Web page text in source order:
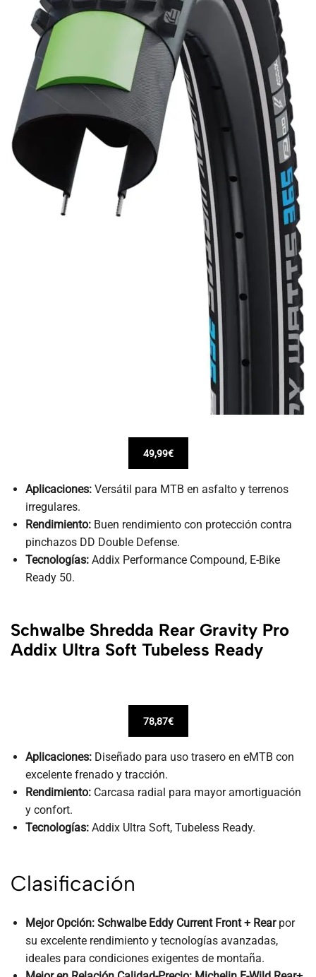
49,99€
Aplicaciones:Versátil para MTB en asfalto y terrenos
irregulares.
Rendimiento:Buen rendimiento con protección contra
pinchazos DD Double Defense.
Tecnologías:Addix Performance Compound, E-Bike
Ready 50.
Schwalbe Shredda Rear Gravity Pro
Addix Ultra Soft Tubeless Ready
78,87€
Aplicaciones:Diseñado para uso trasero en eMTB con
excelente frenado y tracción.
Rendimiento:Carcasa radial para mayor amortiguación
y confort.
Tecnologías:Addix Ultra Soft, Tubeless Ready.
Clasificación
Mejor Opción: Schwalbe Eddy Current Front + Rearpor
su excelente rendimiento y tecnologías avanzadas,
ideales para condiciones exigentes de montaña.